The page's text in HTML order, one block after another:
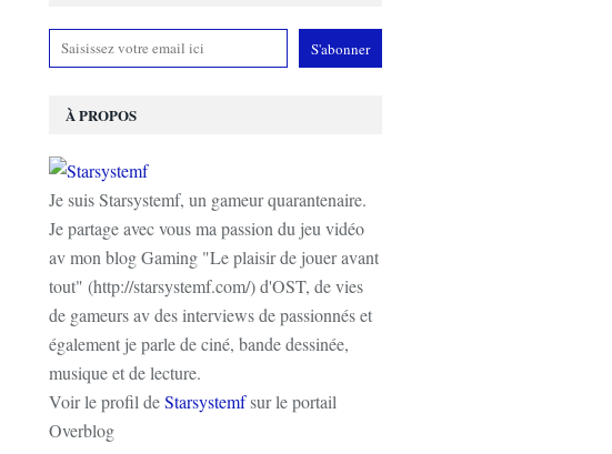
À PROPOS
Je suis Starsystemf, un gameur quarantenaire.
Je partage avec vous ma passion du jeu vidéo
av mon blog Gaming "Le plaisir de jouer avant
tout" (http://starsystemf.com/) d'OST, de vies
de gameurs av des interviews de passionnés et
également je parle de ciné, bande dessinée,
musique et de lecture.
Voir le profil deStarsystemfsur le portail
Overblog